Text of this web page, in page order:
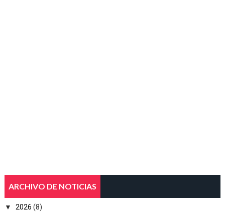
ARCHIVO DE NOTICIAS
▼ 2026 (8)